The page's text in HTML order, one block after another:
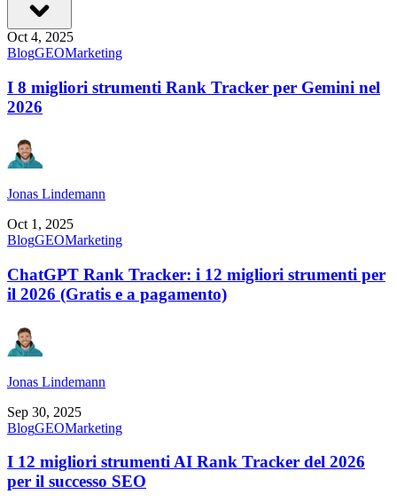
Oct 4, 2025
BlogGEOMarketing
I 8 migliori strumenti Rank Tracker per Gemini nel
2026
Jonas Lindemann
Oct 1, 2025
BlogGEOMarketing
ChatGPT Rank Tracker: i 12 migliori strumenti per
il 2026 (Gratis e a pagamento)
Jonas Lindemann
Sep 30, 2025
BlogGEOMarketing
I 12 migliori strumenti AI Rank Tracker del 2026
per il successo SEO